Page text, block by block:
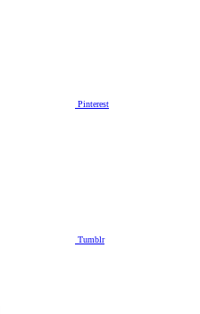
Pinterest
Tumblr